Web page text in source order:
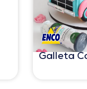
Galleta